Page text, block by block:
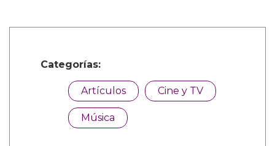
Categorías:
Artículos Cine y TV
Música